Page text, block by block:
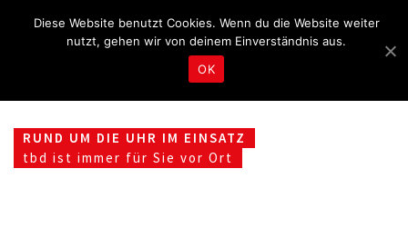
RUND UM DIE UHR IM EINSATZ
tbd ist immer für Sie vor Ort
Diese Website benutzt Cookies. Wenn du die Website weiter
nutzt, gehen wir von deinem Einverständnis aus.
OK